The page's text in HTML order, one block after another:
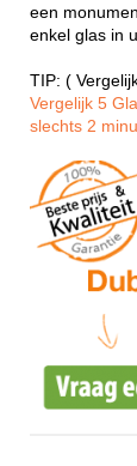
een
enkel glas in
TIP: (
Vergelijk 5
slechts 2